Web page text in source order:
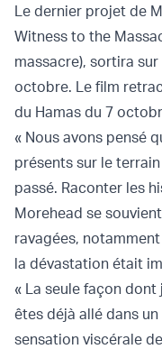
Le dernier projet de
Witness to the
massacre), sortira
octobre. Le film
du Hamas du 7
« Nous avons pensé
présents sur le
passé. Raconter les
Morehead se
ravagées,
la dévastation était
« La seule façon
êtes déjà allé dans
sensation viscérale